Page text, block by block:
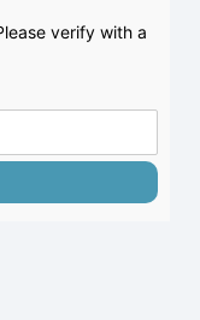
verify with a